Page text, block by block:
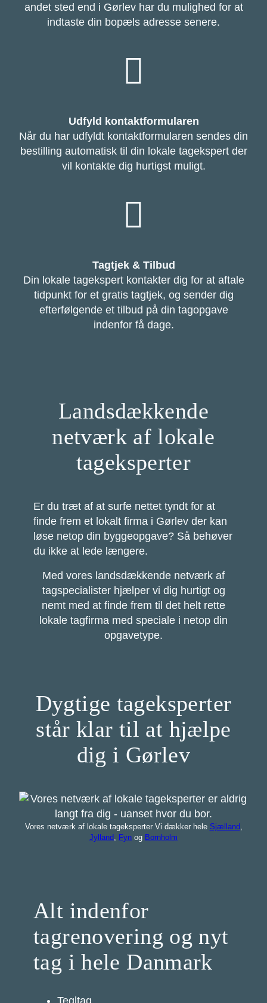
andet sted end i Gørlev har du mulighed for at
indtaste din bopæls adresse senere.
Udfyld kontaktformularen
Når du har udfyldt kontaktformularen sendes din
bestilling automatisk til din lokale tagekspert der
vil kontakte dig hurtigst muligt.
Tagtjek & Tilbud
Din lokale tagekspert kontakter dig for at aftale
tidpunkt for et gratis tagtjek, og sender dig
efterfølgende et tilbud på din tagopgave
indenfor få dage.
Landsdækkende
netværk af lokale
tageksperter
Er du træt af at surfe nettet tyndt for at
finde frem et lokalt firma i Gørlev der kan
løse netop din byggeopgave? Så behøver
du ikke at lede længere.
Med vores landsdækkende netværk af
tagspecialister hjælper vi dig hurtigt og
nemt med at finde frem til det helt rette
lokale tagfirma med speciale i netop din
opgavetype.
Dygtige tageksperter
står klar til at hjælpe
dig i Gørlev
Vores netværk af lokale tageksperter Vi dækker hele Sjælland
Jylland
Fyn og Bornholm
Alt indenfor
tagrenovering og nyt
tag i hele Danmark